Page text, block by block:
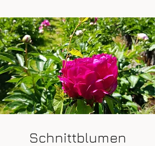
Schnittblumen